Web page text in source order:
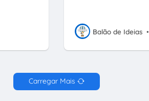
Balão de Ideias •
Carregar Mais